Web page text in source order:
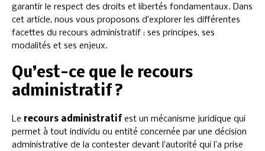
garantir le respect des droits et libertés fondamentaux. Dans
cet article, nous vous proposons d’explorer les différentes
facettes du recours administratif : ses principes, ses
modalités et ses enjeux.
Qu’est-ce que le recours
administratif ?
Le recours administratif est un mécanisme juridique qui
permet à tout individu ou entité concernée par une décision
administrative de la contester devant l’autorité qui l’a prise